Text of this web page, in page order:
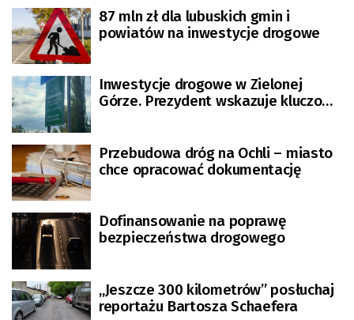
87 mln zł dla lubuskich gmin i
powiatów na inwestycje drogowe
Inwestycje drogowe w Zielonej
Górze. Prezydent wskazuje kluczowe
Przebudowa dróg na Ochli – miasto
chce opracować dokumentację
Dofinansowanie na poprawę
bezpieczeństwa drogowego
„Jeszcze 300 kilometrów” posłuchaj
reportażu Bartosza Schaefera